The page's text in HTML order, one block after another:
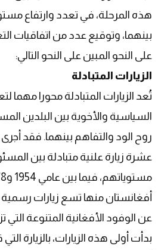
هذه المرحلة، في تعدد وارتفاع
بينهما، وتوقيع عدد من اتفاقيات
على النحو المبين على النحو التالي:
الزيارات المتبادلة
تُعد الزيارات المتبادلة محورا مهما
السياسية والأخوية بين البلدين
روح الود والتفاهم بينهما. فقد
عشرة زيارة علنية متبادلة بين
أفغانستان منها تسع زيارات رسمية
عن الوفود الأفغانية المتنوعة التي
بدأت أولى هذه الزيارات، بالزيارة